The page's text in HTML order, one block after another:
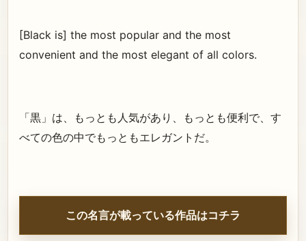
[Black is] the most popular and the most
convenient and the most elegant of all colors.
「黒」は、もっとも人気があり、もっとも便利で、す
べての色の中でもっともエレガントだ。
この名言が載っている作品はコチラ